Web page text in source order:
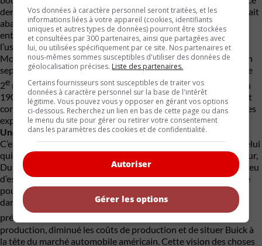
dernier un simple rôle de figurant sans aucun pouvoir. Buick avait
abandonné sa compagnie, tout simplement. Peu après cette
entente, la Flint Wagon Works déménage tout le matériel de
l’usine de Détroit à Flint au Michigan. Le 19 mai 1903, la Buick
Motor Corporation voit le jour, tout le matériel est relocalisé en
septembre dans une nouvelle usine qui commence à produire le
2e modèle Buick, le modèle B qui arrivera sur le marché le 4 juin
1904. Buick demeure dans la compagnie à titre de consultant et
construit 16 voitures en 1903 et 37 en 1904, toutes des voitures
expérimentales qui se vendent 1 200$ pièce.
Une future division de GM
C’est à moment de l’histoire qu’arrive William Crapo Durant, celui
qui allait en 1908 fondé la General Motors. Arrogant, inquisiteur,
Durant était un patron qui prônait le dirigisme et laissait très peu
d’espace à ceux qui les entouraient, une très mauvaise nouvelle
pour Buick, d’un naturel retiré. Bill Durant qui a fait sa fortune
dans les attelages de chevaux arrive chez Buick à titre de
président le 1 er
production, diminué les coûts de production et de situer Buick à
la tête du marché automobile américain. Cette vision des choses
Vos données à caractère personnel seront traitées, et les
informations liées à votre appareil (cookies, identifiants
uniques et autres types de données) pourront être stockées
et consultées par 300 partenaires, ainsi que partagées avec
lui, ou utilisées spécifiquement par ce site. Nos partenaires et
nous-mêmes sommes susceptibles d'utiliser des données de
géolocalisation précises. Liste des partenaires.
Certains fournisseurs sont susceptibles de traiter vos
données à caractère personnel sur la base de l'intérêt
légitime. Vous pouvez vous y opposer en gérant vos options
ci-dessous. Recherchez un lien en bas de cette page ou dans
le menu du site pour gérer ou retirer votre consentement
dans les paramètres des cookies et de confidentialité.
Autoriser
Gérer les options